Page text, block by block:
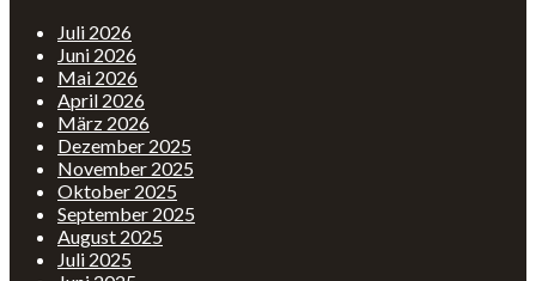
Juli 2026
Juni 2026
Mai 2026
April 2026
März 2026
Dezember 2025
November 2025
Oktober 2025
September 2025
August 2025
Juli 2025